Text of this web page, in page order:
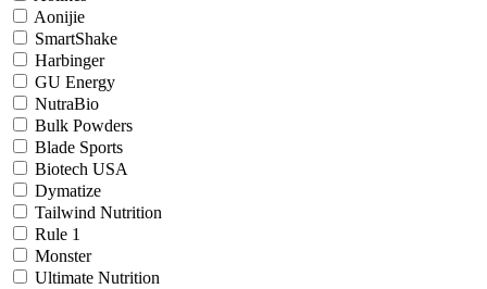
Aonijie
SmartShake
Harbinger
GU Energy
NutraBio
Bulk Powders
Blade Sports
Biotech USA
Dymatize
Tailwind Nutrition
Rule 1
Monster
Ultimate Nutrition